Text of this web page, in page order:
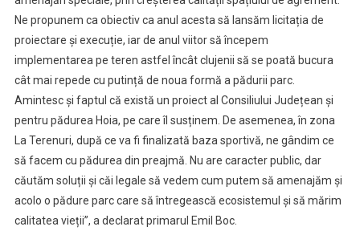
Ne propunem ca obiectiv ca anul acesta să lansăm licitația de
proiectare și execuție, iar de anul viitor să începem
implementarea pe teren astfel încât clujenii să se poată bucura
cât mai repede cu putință de noua formă a pădurii parc.
Amintesc și faptul că există un proiect al Consiliului Județean și
pentru pădurea Hoia, pe care îl susținem. De asemenea, în zona
La Terenuri, după ce va fi finalizată baza sportivă, ne gândim ce
să facem cu pădurea din preajmă. Nu are caracter public, dar
căutăm soluții și căi legale să vedem cum putem să amenajăm și
acolo o pădure parc care să întregească ecosistemul și să mărim
calitatea vieții”, a declarat primarul Emil Boc.